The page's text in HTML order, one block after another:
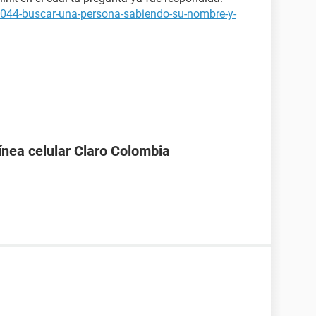
buscar-una-persona-sabiendo-su-nombre-y-
celular Claro Colombia